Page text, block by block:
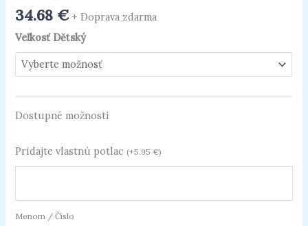
34.68 € + Doprava zdarma
Veľkosť Dětský
Dostupné možnosti
Pridajte vlastnú potlac (+5.95 €)
Menom / Číslo